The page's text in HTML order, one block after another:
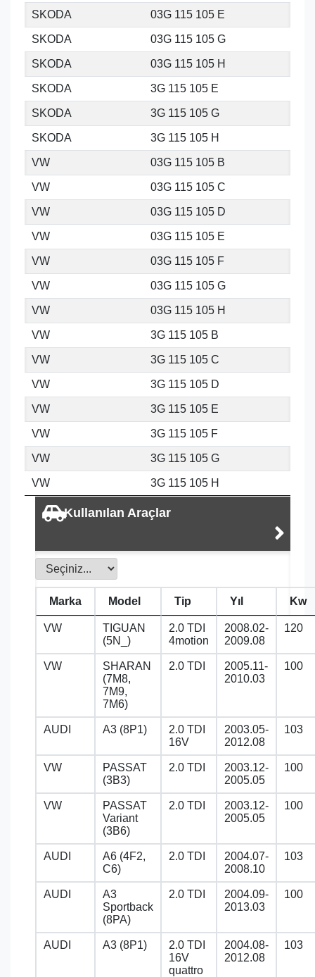
SKODA 03G 115 105 E
SKODA 03G 115 105 G
SKODA 03G 115 105 H
SKODA 3G 115 105 E
SKODA 3G 115 105 G
SKODA 3G 115 105 H
VW 03G 115 105 B
VW 03G 115 105 C
VW 03G 115 105 D
VW 03G 115 105 E
VW 03G 115 105 F
VW 03G 115 105 G
VW 03G 115 105 H
VW 3G 115 105 B
VW 3G 115 105 C
VW 3G 115 105 D
VW 3G 115 105 E
VW 3G 115 105 F
VW 3G 115 105 G
VW 3G 115 105 H
Kullanılan Araçlar
Marka Model Tip Yıl Kw
VW
TIGUAN
(5N_)
2.0 TDI
4motion
2008.02-
2009.08
120
VW
SHARAN
(7M8,
7M9,
7M6)
2.0 TDI
2005.11-
2010.03
100
AUDI A3 (8P1)
2.0 TDI
16V
2003.05-
2012.08
103
VW
PASSAT
(3B3)
2.0 TDI
2003.12-
2005.05
100
VW
PASSAT
Variant
(3B6)
2.0 TDI
2003.12-
2005.05
100
AUDI
A6 (4F2,
C6)
2.0 TDI
2004.07-
2008.10
103
AUDI
A3
Sportback
(8PA)
2.0 TDI
2004.09-
2013.03
100
AUDI A3 (8P1)
2.0 TDI
16V
quattro
2004.08-
2012.08
103